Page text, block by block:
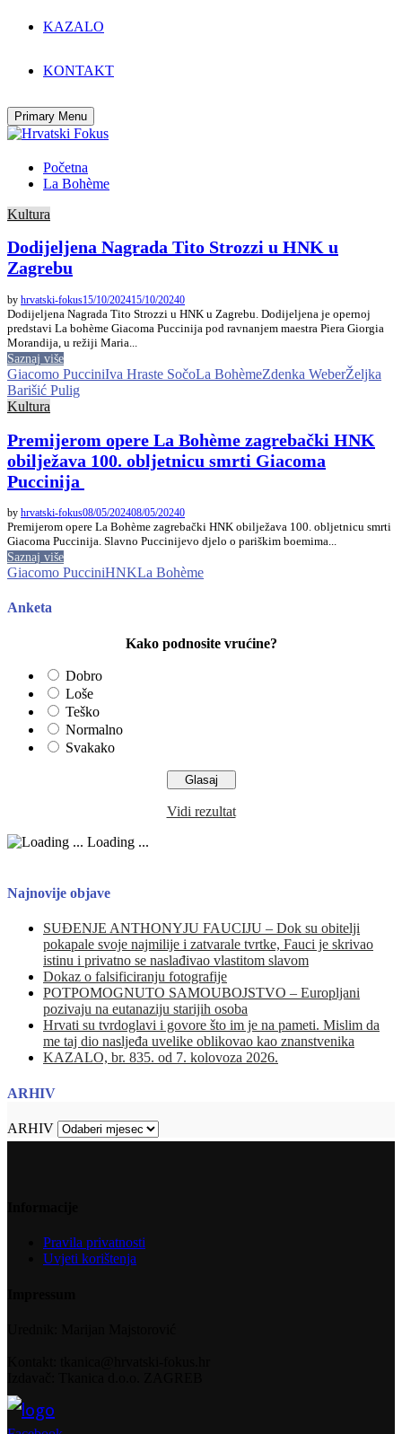
KAZALO
KONTAKT
Primary Menu
Početna
La Bohème
Kultura
Dodijeljena Nagrada Tito Strozzi u HNK u
Zagrebu
by hrvatski-fokus15/10/202415/10/20240
Dodijeljena Nagrada Tito Strozzi u HNK u Zagrebu. Dodijeljena je opernoj
predstavi La bohème Giacoma Puccinija pod ravnanjem maestra Piera Giorgia
Morandija, u režiji Maria...
Saznaj više
Giacomo PucciniIva Hraste SočoLa BohèmeZdenka WeberŽeljka
Barišić Pulig
Kultura
Premijerom opere La Bohème zagrebački HNK
obilježava 100. obljetnicu smrti Giacoma
Puccinija
by hrvatski-fokus08/05/202408/05/20240
Premijerom opere La Bohème zagrebački HNK obilježava 100. obljetnicu smrti
Giacoma Puccinija. Slavno Puccinijevo djelo o pariškim boemima...
Saznaj više
Giacomo PucciniHNKLa Bohème
Anketa
Kako podnosite vrućine?
Dobro
Loše
Teško
Normalno
Svakako
Vidi rezultat
Loading ...
Najnovije objave
SUĐENJE ANTHONYJU FAUCIJU – Dok su obitelji
pokapale svoje najmilije i zatvarale tvrtke, Fauci je skrivao
istinu i privatno se naslađivao vlastitom slavom
Dokaz o falsificiranju fotografije
POTPOMOGNUTO SAMOUBOJSTVO – Europljani
pozivaju na eutanaziju starijih osoba
Hrvati su tvrdoglavi i govore što im je na pameti. Mislim da
me taj dio nasljeđa uvelike oblikovao kao znanstvenika
KAZALO, br. 835. od 7. kolovoza 2026.
ARHIV
ARHIV
Pravila privatnosti
Uvjeti korištenja